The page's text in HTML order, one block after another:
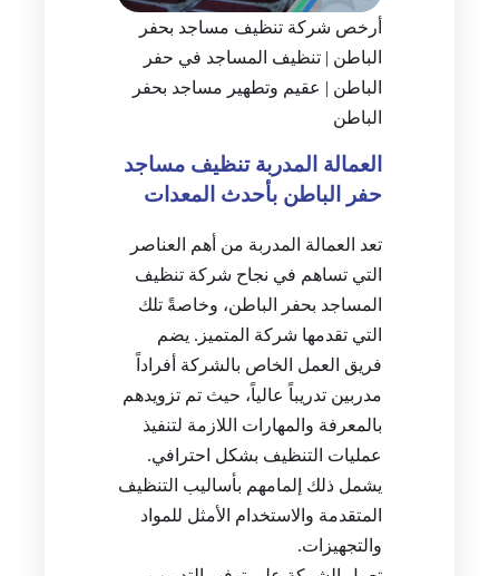
أرخص شركة تنظيف مساجد بحفر
الباطن | تنظيف المساجد في حفر
الباطن | عقيم وتطهير مساجد بحفر
الباطن
العمالة المدربة تنظيف مساجد
حفر الباطن بأحدث المعدات
تعد العمالة المدربة من أهم العناصر
التي تساهم في نجاح شركة تنظيف
المساجد بحفر الباطن، وخاصةً تلك
التي تقدمها شركة المتميز. يضم
فريق العمل الخاص بالشركة أفراداً
مدربين تدريباً عالياً، حيث تم تزويدهم
بالمعرفة والمهارات اللازمة لتنفيذ
عمليات التنظيف بشكل احترافي.
يشمل ذلك إلمامهم بأساليب التنظيف
المتقدمة والاستخدام الأمثل للمواد
والتجهيزات.